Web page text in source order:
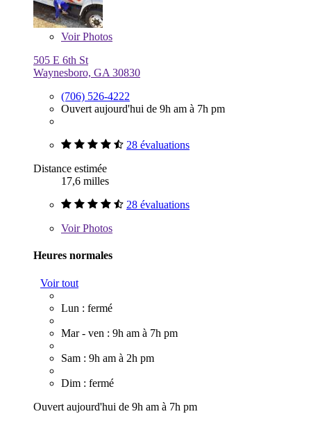
VoirPhotos
505 E 6th St
Waynesboro, GA 30830
(706) 526-4222
Ouvert aujourd'hui de 9h am à 7h pm
28 évaluations
Distance estimée
17,6 milles
28 évaluations
VoirPhotos
Heures normales
Voir tout
Lun : fermé
Mar - ven : 9h am à 7h pm
Sam : 9h am à 2h pm
Dim : fermé
Ouvert aujourd'hui de 9h am à 7h pm